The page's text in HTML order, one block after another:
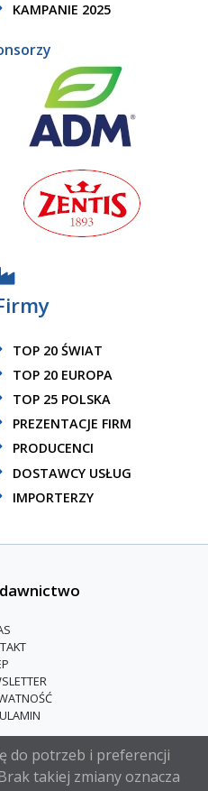
KAMPANIE 2025
TOP 20 ŚWIAT
TOP 20 EUROPA
TOP 25 POLSKA
PREZENTACJE FIRM
PRODUCENCI
DOSTAWCY USŁUG
IMPORTERZY
do potrzeb i preferencji
takiej zmiany oznacza